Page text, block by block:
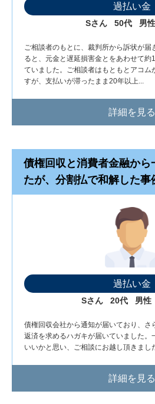
過払い金
Sさん 50代 男性
ご相談者のもとに、裁判所から訴状が届
ると、元金と遅延損害金とをあわせて
ていました。ご相談者はもともとアコム
すが、支払いが滞ったまま20年以上...
詳細を見る
債権回収と消費者金融から
たが、分割払で和解した事
過払い金
Sさん 20代 男性
債権回収会社から通知が届いており、さ
返済を求めるハガキが届いていました。
いいかと思い、ご相談にお越し頂きまし
詳細を見る